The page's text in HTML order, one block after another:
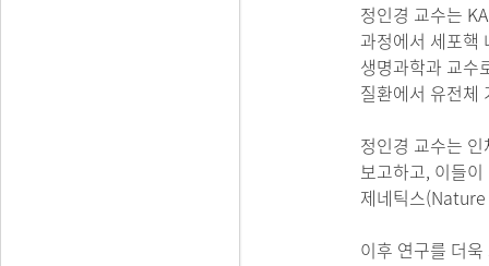
정인경 교수는
과정에서 세포핵
생명과학과 교수
질환에서 유전체
정인경 교수는
보고하고, 이들
제네틱스
이후 연구를 더